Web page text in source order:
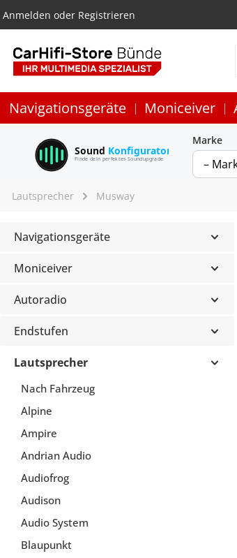
Anmelden oder Registrieren
Navigationsgeräte Moniceiver
Sound Konfigurator
Finde dein perfektes Soundupgrade
Marke
Lautsprecher Musway
Navigationsgeräte
Moniceiver
Autoradio
Endstufen
Lautsprecher
Nach Fahrzeug
Alpine
Ampire
Andrian Audio
Audiofrog
Audison
Audio System
Blaupunkt